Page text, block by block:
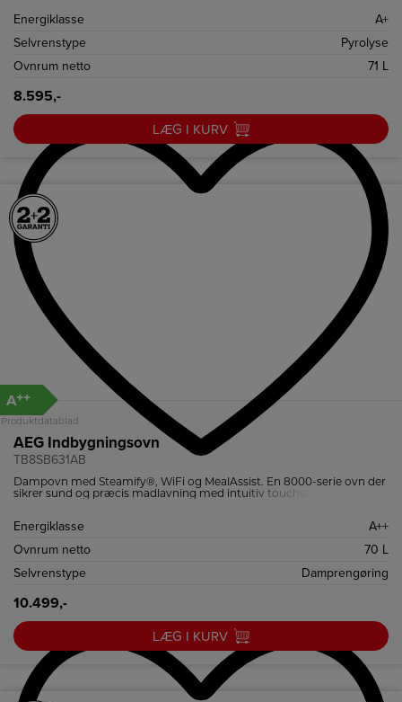
Energiklasse
A+
Selvrenstype
Pyrolyse
Ovnrum netto
71 L
8.595,-
LÆG I KURV
A++
Produktdatablad
AEG Indbygningsovn
TB8SB631AB
Dampovn med Steamify®, WiFi og MealAssist. En 8000-serie ovn der
sikrer sund og præcis madlavning med intuitiv touchstyring og
Energiklasse
A++
Ovnrum netto
70 L
Selvrenstype
Damprengøring
10.499,-
LÆG I KURV